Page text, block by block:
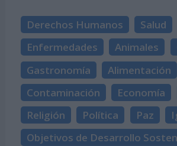
Derechos Humanos
Salud
Enfermedades
Animales
Gastronomía
Alimentación
Contaminación
Economía
Religión
Política Paz
Objetivos de Desarrollo